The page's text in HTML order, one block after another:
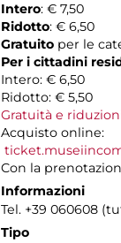
Intero: € 7,50
Ridotto: € 6,50
Gratuito per le
Per i cittadini
Intero: € 6,50
Ridotto: € 5,50
Gratuità e
Acquisto online:
Con la
Informazioni
Tel. +39 060608
Tipo